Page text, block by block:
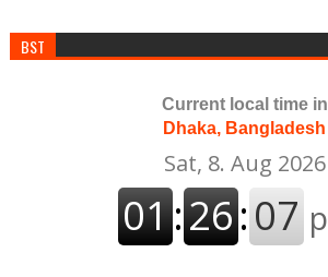
BST
Current local time in
Dhaka, Bangladesh